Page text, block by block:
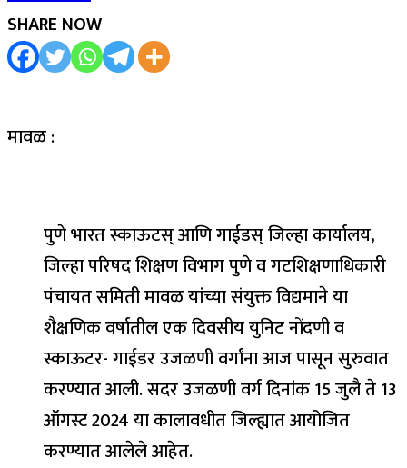
SHARE NOW
मावळ :
पुणे भारत स्काऊटस् आणि गाईडस् जिल्हा कार्यालय,
जिल्हा परिषद शिक्षण विभाग पुणे व गटशिक्षणाधिकारी
पंचायत समिती मावळ यांच्या संयुक्त विद्यमाने या
शैक्षणिक वर्षातील एक दिवसीय युनिट नोंदणी व
स्काऊटर- गाईडर उजळणी वर्गांना आज पासून सुरुवात
करण्यात आली. सदर उजळणी वर्ग दिनांक 15 जुलै ते 13
ऑगस्ट 2024 या कालावधीत जिल्ह्यात आयोजित
करण्यात आलेले आहेत.